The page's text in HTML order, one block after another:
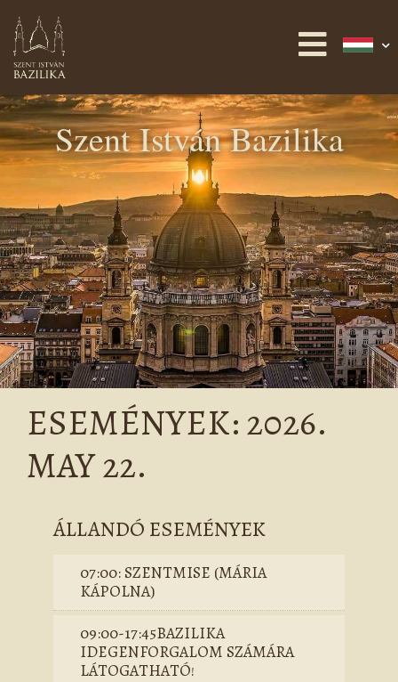
Szent István Bazilika
ESEMÉNYEK: 2026.
MAY 22.
ÁLLANDÓ ESEMÉNYEK
07:00: SZENTMISE (MÁRIA
KÁPOLNA)
09:00-17:45BAZILIKA
IDEGENFORGALOM SZÁMÁRA
LÁTOGATHATÓ!